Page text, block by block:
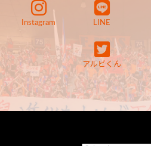
Instagram LINE
アルビくん